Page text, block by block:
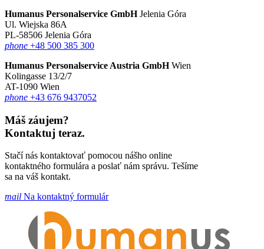
Humanus Personalservice GmbHJelenia Góra
Ul. Wiejska 86A
PL-58506 Jelenia Góra
phone +48 500 385 300
Humanus Personalservice Austria GmbHWien
Kolingasse 13/2/7
AT-1090 Wien
phone +43 676 9437052
Máš záujem?
Kontaktuj teraz.
Stačí nás kontaktovať pomocou nášho online
kontaktného formulára a poslať nám správu. Tešíme
sa na váš kontakt.
mail Na kontaktný formulár